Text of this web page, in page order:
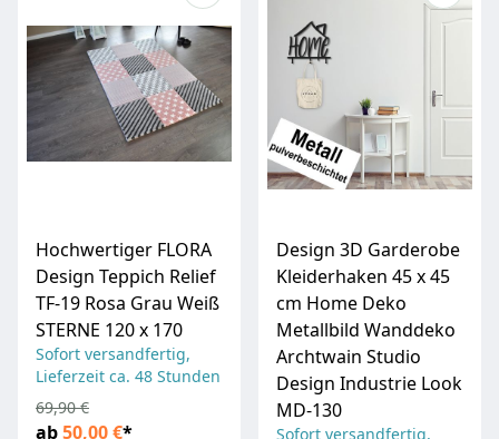
Hochwertiger FLORA
Design Teppich Relief
TF-19 Rosa Grau Weiß
STERNE 120 x 170
Sofort versandfertig,
Lieferzeit ca. 48 Stunden
ab50,00 €*
69,90 €
Design 3D Garderobe
Kleiderhaken 45 x 45
cm Home Deko
Metallbild Wanddeko
Archtwain Studio
Design Industrie Look
MD-130
Sofort versandfertig,